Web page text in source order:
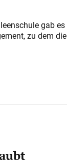
gab es
zu dem die